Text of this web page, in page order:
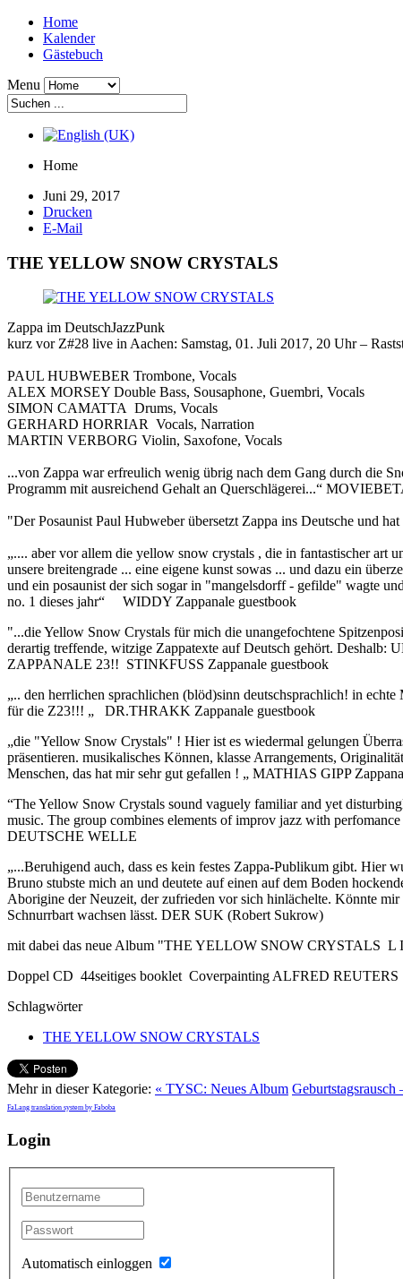
Home
Kalender
Gästebuch
Menu
Home
Juni 29, 2017
Drucken
E-Mail
THE YELLOW SNOW CRYSTALS
Zappa im DeutschJazzPunk
kurz vor Z#28 live in Aachen: Samstag, 01. Juli 2017, 20 Uhr –
PAUL HUBWEBER Trombone, Vocals
ALEX MORSEY Double Bass, Sousaphone, Guembri, Vocals
SIMON CAMATTA Drums, Vocals
GERHARD HORRIAR Vocals, Narration
MARTIN VERBORG Violin, Saxofone, Vocals
...von Zappa war erfreulich wenig übrig nach dem Gang durch die
Programm mit ausreichend Gehalt an Querschlägerei...“
"Der Posaunist Paul Hubweber übersetzt Zappa ins Deutsche und
„.... aber vor allem die yellow snow crystals , die in fantastischer art
unsere breitengrade ... eine eigene kunst sowas ... und dazu ein
und ein posaunist der sich sogar in "mangelsdorff - gefilde" wagte
no. 1 dieses jahr“ WIDDY Zappanale guestbook
"...die Yellow Snow Crystals für mich die unangefochtene
derartig treffende, witzige Zappatexte auf Deutsch gehört.
ZAPPANALE 23!! STINKFUSS Zappanale guestbook
„.. den herrlichen sprachlichen (blöd)sinn deutschsprachlich! in
für die Z23!!! „ DR.THRAKK Zappanale guestbook
„die "Yellow Snow Crystals" ! Hier ist es wiedermal gelungen
präsentieren. musikalisches Können, klasse Arrangements,
Menschen, das hat mir sehr gut gefallen ! „ MATHIAS GIPP
“The Yellow Snow Crystals sound vaguely familiar and yet
music. The group combines elements of improv jazz with
DEUTSCHE WELLE
„...Beruhigend auch, dass es kein festes Zappa-Publikum gibt. Hier
Bruno stubste mich an und deutete auf einen auf dem Boden
Aborigine der Neuzeit, der zufrieden vor sich hinlächelte. Könnte mir
Schnurrbart wachsen lässt. DER SUK (Robert Sukrow)
mit dabei das neue Album "THE YELLOW SNOW CRYSTALS L
Doppel CD 44seitiges booklet Coverpainting ALFRED REUTERS
Schlagwörter
THE YELLOW SNOW CRYSTALS
Mehr in dieser Kategorie: « TYSC: Neues Album
FaLang translation system by Faboba
Login
Automatisch einloggen